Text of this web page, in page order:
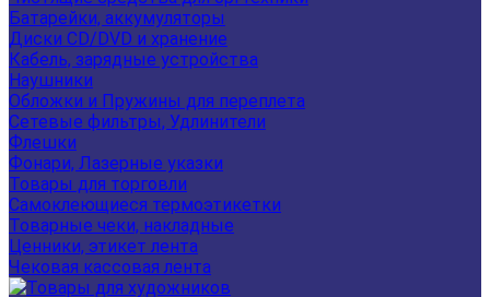
Батарейки, аккумуляторы
Диски CD/DVD и хранение
Кабель, зарядные устройства
Наушники
Обложки и Пружины для переплета
Сетевые фильтры, Удлинители
Флешки
Фонари, Лазерные указки
Товары для торговли
Самоклеющиеся термоэтикетки
Товарные чеки, накладные
Ценники, этикет лента
Чековая кассовая лента